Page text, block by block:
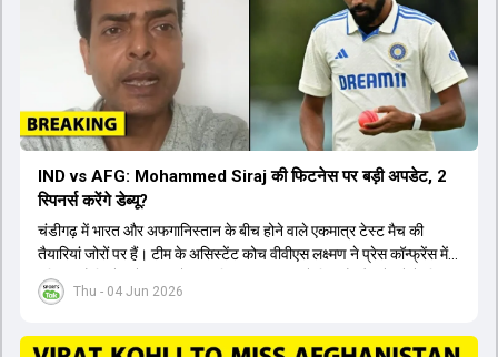
Thu - 04 Jun 2026
IND vs AFG: Mohammed Siraj की फिटनेस पर बड़ी अपडेट, 2
स्पिनर्स करेंगे डेब्यू?
चंडीगढ़ में भारत और अफगानिस्तान के बीच होने वाले एकमात्र टेस्ट मैच की
तैयारियां जोरों पर हैं। टीम के असिस्टेंट कोच वीवीएस लक्ष्मण ने प्रेस कॉन्फ्रेंस में
पुष्टि की है कि तेज गेंदबाज मोहम्मद सिराज पूरी तरह से फिट हैं और खेलने के लिए
उपलब्ध हैं। आईपीएल के दौरान लगी चोट के कारण उनके खेलने पर संदेह था,
सुथार और हर्ष दुबे को कुलदीप यादव और वाशिंगटन सुंदर के साथ प्लेइंग 11 में मौका